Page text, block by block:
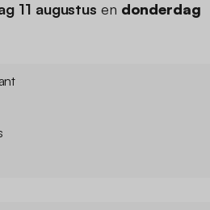
11 augustus en donderdag